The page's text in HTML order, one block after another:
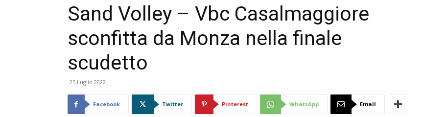
Voce
Sand Volley – Vbc Casalmaggiore
sconfitta da Monza nella finale
scudetto
25 Luglio 2022
Facebook Twitter Pinterest WhatsApp Email